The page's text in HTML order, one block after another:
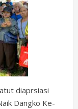
diaprsiasi
Dangko Ke-